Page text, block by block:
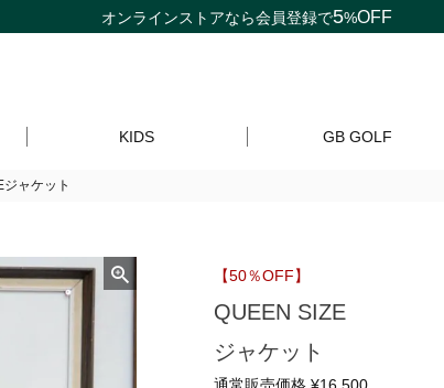
オンラインストアなら会員登録で5%OFF
KIDS GB GOLF
ャケット
【50％OFF】
QUEEN SIZE
ジャケット